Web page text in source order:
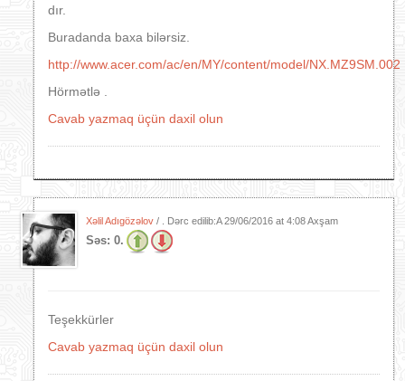
dır.
Buradanda baxa bilərsiz.
http://www.acer.com/ac/en/MY/content/model/NX.MZ9SM.002
Hörmətlə .
Cavab yazmaq üçün daxil olun
Xəlil Adıgözəlov / . Dərc edilib:A29/06/2016 at 4:08 Axşam
Səs: 0.
Teşekkürler
Cavab yazmaq üçün daxil olun